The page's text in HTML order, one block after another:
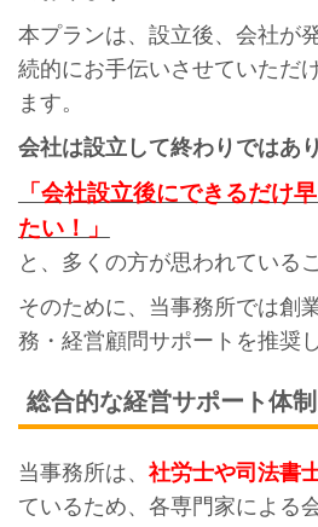
本プランは、設立後、会社が
続的にお手伝いさせていただ
ます。
会社は設立して終わりではあ
「会社設立後にできるだけ
たい！」
と、多くの方が思われている
そのために、当事務所では創
務・経営顧問サポートを推奨
総合的な経営サポート体制
当事務所は、 社労士や司法書
ているため、各専門家による